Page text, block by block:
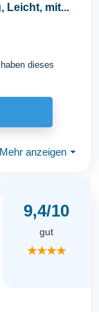
Leicht, mit...
dieses
Mehr anzeigen ⏷
9,4/10
gut
★★★★